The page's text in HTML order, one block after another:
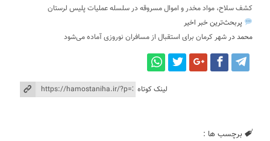
کشف سلاح، مواد مخدر و اموال مسروقه در سلسله عملیات پلیس لرستان
پربحث‌ترین خبر اخیر
محمد درشهر کرمان برای استقبال از مسافران نوروزی آماده می‌شود
لینک کوتاه
برچسب ها :